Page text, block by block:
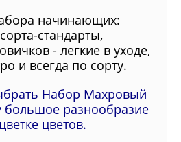
начинающих:
стандарты,
- легкие в уходе,
и всегда по сорту.
Набор Махровый
большое разнообразие
цветов.